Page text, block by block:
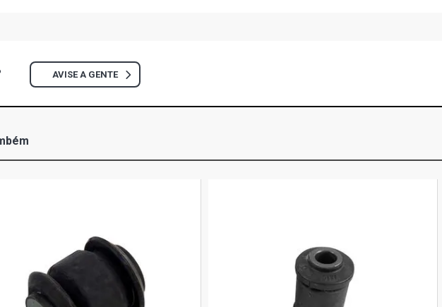
ECOSPORT XLT SUV 2.0 16V ZETEC FLEX (2009 -
FIESTA HATCH CLASS HATCH 1.0 8V ZETEC
ROCAM GASOLINA (2002 - 2003)
FIESTA HATCH GLX HATCH 1.0 8V ZETEC ROCAM
GASOLINA (2002 - 2005)
AVISE A GENTE